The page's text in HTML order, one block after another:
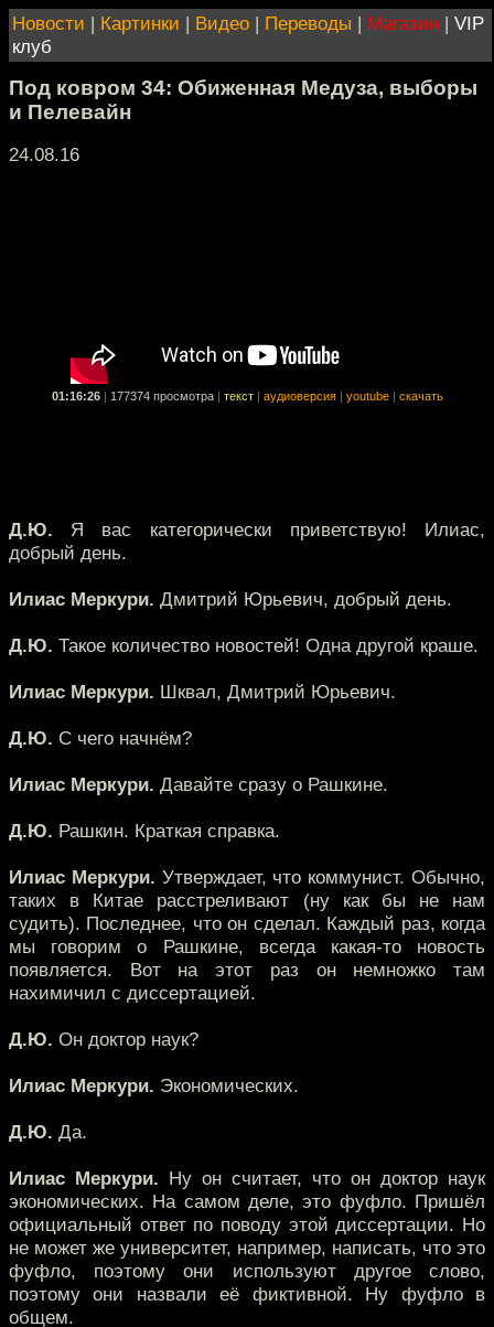
Новости | Картинки | Видео | Переводы | Магазин | VIP
клуб
Под ковром 34: Обиженная Медуза, выборы
и Пелевайн
24.08.16
01:16:26 177374 просмотра текст аудиоверсия youtube скачать
Д.Ю. Я вас категорически приветствую! Илиас,
добрый день.
Илиас Меркури. Дмитрий Юрьевич, добрый день.
Д.Ю. Такое количество новостей! Одна другой краше.
Илиас Меркури. Шквал, Дмитрий Юрьевич.
Д.Ю. С чего начнём?
Илиас Меркури. Давайте сразу о Рашкине.
Д.Ю. Рашкин. Краткая справка.
Илиас Меркури. Утверждает, что коммунист. Обычно,
таких в Китае расстреливают (ну как бы не нам
судить). Последнее, что он сделал. Каждый раз, когда
мы говорим о Рашкине, всегда какая-то новость
появляется. Вот на этот раз он немножко там
нахимичил с диссертацией.
Д.Ю. Он доктор наук?
Илиас Меркури. Экономических.
Д.Ю. Да.
Илиас Меркури. Ну он считает, что он доктор наук
экономических. На самом деле, это фуфло. Пришёл
официальный ответ по поводу этой диссертации. Но
не может же университет, например, написать, что это
фуфло, поэтому они используют другое слово,
поэтому они назвали её фиктивной. Ну фуфло в
общем.